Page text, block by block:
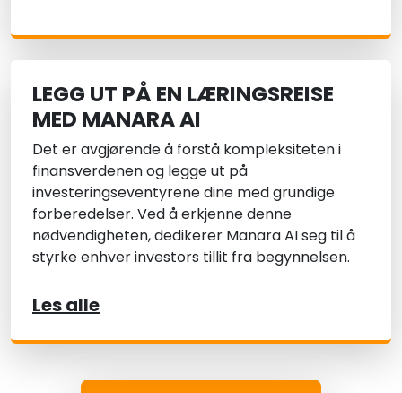
LEGG UT PÅ EN LÆRINGSREISE
MED MANARA AI
Det er avgjørende å forstå kompleksiteten i
finansverdenen og legge ut på
investeringseventyrene dine med grundige
forberedelser. Ved å erkjenne denne
nødvendigheten, dedikerer Manara AI seg til å
styrke enhver investors tillit fra begynnelsen.
Les alle